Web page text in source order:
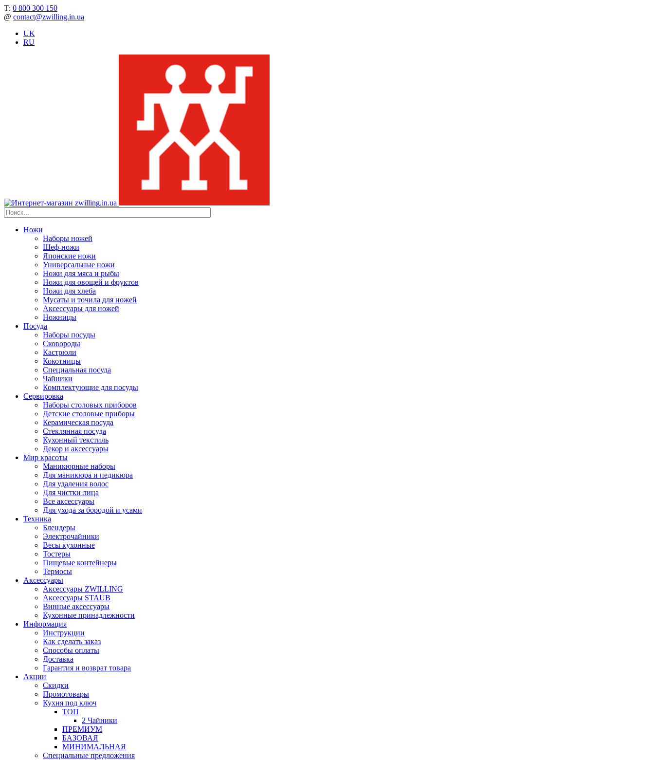
Т: 0 800 300 150
@ contact@zwilling.in.ua
UK
RU
Ножи
Наборы ножей
Шеф-ножи
Японские ножи
Универсальные ножи
Ножи для мяса и рыбы
Ножи для овощей и фруктов
Ножи для хлеба
Мусаты и точила для ножей
Аксессуары для ножей
Ножницы
Посуда
Наборы посуды
Сковороды
Кастрюли
Кокотницы
Специальная посуда
Чайники
Комплектующие для посуды
Сервировка
Наборы столовых приборов
Детские столовые приборы
Керамическая посуда
Стеклянная посуда
Кухонный текстиль
Декор и аксессуары
Мир красоты
Маникюрные наборы
Для маникюра и педикюра
Для удаления волос
Для чистки лица
Все аксессуары
Для ухода за бородой и усами
Техника
Блендеры
Электрочайники
Весы кухонные
Тостеры
Пищевые контейнеры
Термосы
Аксессуары
Аксессуары ZWILLING
Аксессуары STAUB
Винные аксессуары
Кухонные принадлежности
Информация
Инструкции
Как сделать заказ
Способы оплаты
Доставка
Гарантия и возврат товара
Акции
Скидки
Промотовары
Кухня под ключ
ТОП
2 Чайники
ПРЕМИУМ
БАЗОВАЯ
МИНИМАЛЬНАЯ
Специальные предложения